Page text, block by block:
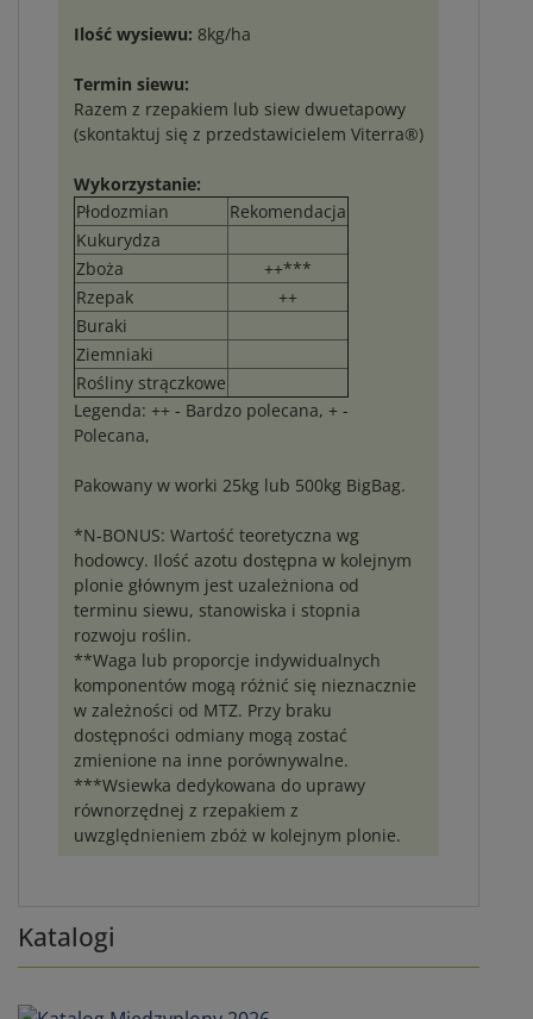
Katalogi
Ilość wysiewu: 8kg/ha
Termin siewu:
Razem z rzepakiem lub siew dwuetapowy
(skontaktuj się z przedstawicielem Viterra®)
Wykorzystanie:
Płodozmian
Rekomendacja
Kukurydza
Zboża
++***
Rzepak
++
Buraki
Ziemniaki
Rośliny strączkowe
Legenda: ++ - Bardzo polecana, + -
Polecana,
Pakowany w worki 25kg lub 500kg BigBag.
*N-BONUS: Wartość teoretyczna wg
hodowcy. Ilość azotu dostępna w kolejnym
plonie głównym jest uzależniona od
terminu siewu, stanowiska i stopnia
rozwoju roślin.
**Waga lub proporcje indywidualnych
komponentów mogą różnić się nieznacznie
w zależności od MTZ. Przy braku
dostępności odmiany mogą zostać
zmienione na inne porównywalne.
***Wsiewka dedykowana do uprawy
równorzędnej z rzepakiem z
uwzględnieniem zbóż w kolejnym plonie.